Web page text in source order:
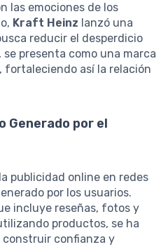
las emociones de los
Kraft Heinz lanzó una
reducir el desperdicio
presenta como una marca
fortaleciendo así la relación
Generado por el
publicidad online en redes
por los usuarios.
incluye reseñas, fotos y
productos, se ha
construir confianza y